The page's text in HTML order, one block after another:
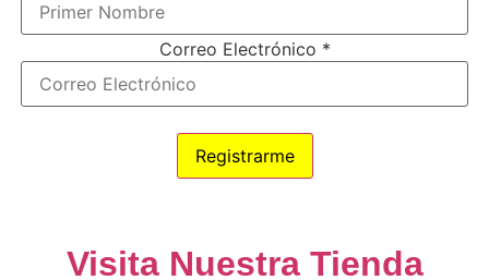
Correo Electrónico *
Visita Nuestra Tienda